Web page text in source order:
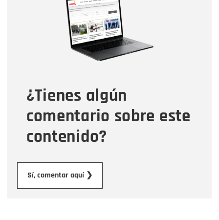
¿Tienes algún
comentario sobre este
contenido?
Sí, comentar aquí ❯
Correo electrónico
Tipo de comentario
Mensaje